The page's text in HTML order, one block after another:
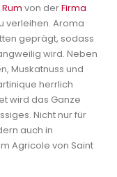
Rum von derFirma
verleihen. Aroma
geprägt, sodass
wird. Neben
Muskatnuss und
herrlich
wird das Ganze
Nicht nur für
auch in
Agricole von Saint